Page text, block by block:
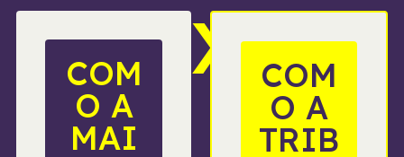
COM
O A
MAI
X COM
O A
TRIB